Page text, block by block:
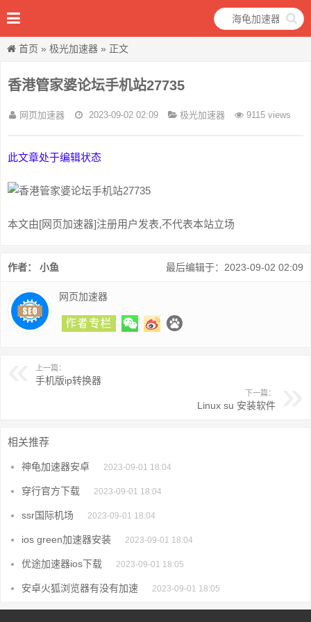
首页 » 极光加速器 » 正文
香港管家婆论坛手机站27735
网页加速器 2023-09-02 02:09 极光加速器 9115 views
此文章处于编辑状态
本文由[网页加速器]注册用户发表,不代表本站立场
最后编辑于：2023-09-02 02:09
作者： 小鱼
网页加速器
上一篇：
手机版ip转换器
下一篇：
Linux su 安装软件
相关推荐
神龟加速器安卓 2023-09-01 18:04
穿行官方下载 2023-09-01 18:04
ssr国际机场 2023-09-01 18:04
ios green加速器安装 2023-09-01 18:04
优途加速器ios下载 2023-09-01 18:05
安卓火狐浏览器有没有加速 2023-09-01 18:05